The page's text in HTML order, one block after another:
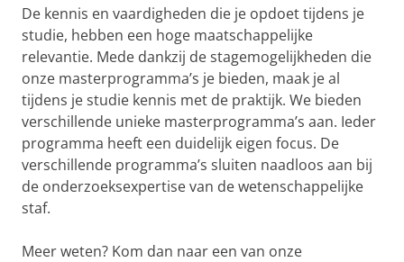
De kennis en vaardigheden die je opdoet tijdens je
studie, hebben een hoge maatschappelijke
relevantie. Mede dankzij de stagemogelijkheden die
onze masterprogramma’s je bieden, maak je al
tijdens je studie kennis met de praktijk. We bieden
verschillende unieke masterprogramma’s aan. Ieder
programma heeft een duidelijk eigen focus. De
verschillende programma’s sluiten naadloos aan bij
de onderzoeksexpertise van de wetenschappelijke
staf.
Meer weten? Kom dan naar een van onze